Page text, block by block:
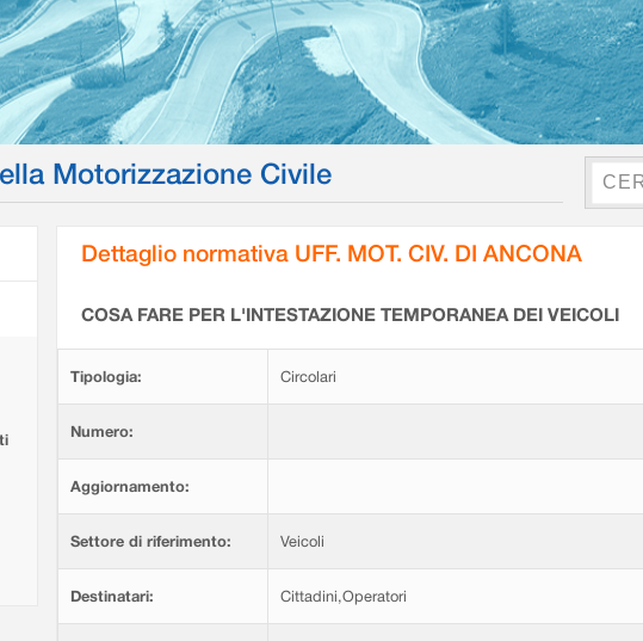
Motorizzazione Civile
Dettaglio normativa UFF. MOT. CIV. DI ANCONA
COSA FARE PER L'INTESTAZIONE TEMPORANEA DEI VEICOLI
Tipologia: Circolari
Numero:
Aggiornamento:
Settore di riferimento: Veicoli
Destinatari: Cittadini,Operatori